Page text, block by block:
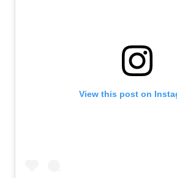
View this post on